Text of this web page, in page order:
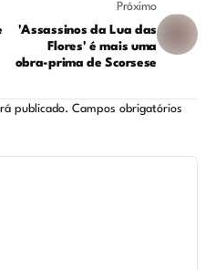
Próximo
'Assassinos da Lua das
Flores' é mais uma
obra-prima de Scorsese
publicado. Campos obrigatórios